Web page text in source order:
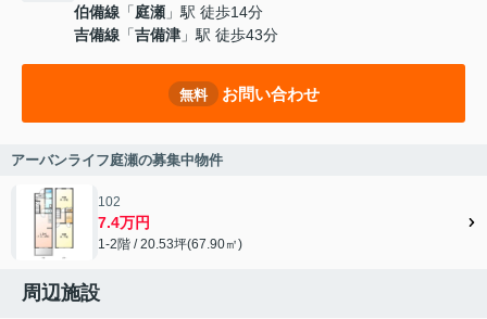
伯備線 「庭瀬 」駅 徒歩14分
吉備線 「吉備津 」駅 徒歩43分
無料 お問い合わせ
アーバンライフ庭瀬の募集中物件
102
7.4万円
1-2階 / 20.53坪(67.90㎡)
周辺施設